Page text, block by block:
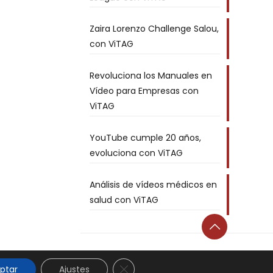
Zaira Lorenzo Challenge Salou,
con ViTAG
Revoluciona los Manuales en
Vídeo para Empresas con
ViTAG
YouTube cumple 20 años,
evoluciona con ViTAG
Análisis de vídeos médicos en
salud con ViTAG
Ajustes Cerrar el banner de cookies RGPD